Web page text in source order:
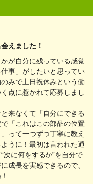
えました！
が自分に残っている感覚
事」がしたいと思ってい
みで土日祝休みという働
点に惹かれて応募しまし
来なくて「自分にできる
「これはこの部品の位置
って一つずつ丁寧に教え
うに！最初は言われた通
次に何をするか”を自分で
成長を実感できるので、